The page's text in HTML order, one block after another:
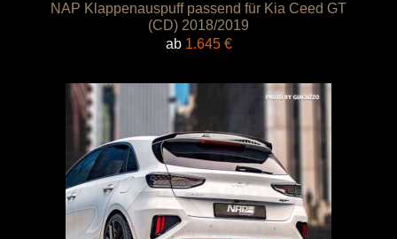
NAP Klappenauspuff passend für Kia Ceed GT
(CD) 2018/2019
ab 1.645 €